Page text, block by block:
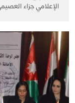
الإعلامي جزاء